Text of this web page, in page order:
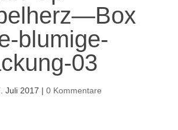
blumige-
03
Juli 2017 | 0 Kommentare